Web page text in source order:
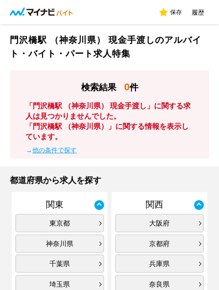
保存 履歴
門沢橋駅 （神奈川県） 現金手渡しのアルバイ
ト・バイト・パート求人特集
検索結果 0件
「門沢橋駅 （神奈川県） 現金手渡し」に関する求
人は見つかりませんでした。
「門沢橋駅 （神奈川県）」に関する情報を表示し
ています。
→他の条件で探す
都道府県から求人を探す
関東
東京都
神奈川県
千葉県
埼玉県
関西
大阪府
京都府
兵庫県
奈良県